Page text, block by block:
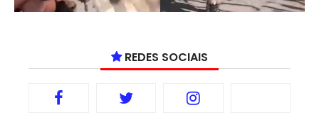
REDES SOCIAIS